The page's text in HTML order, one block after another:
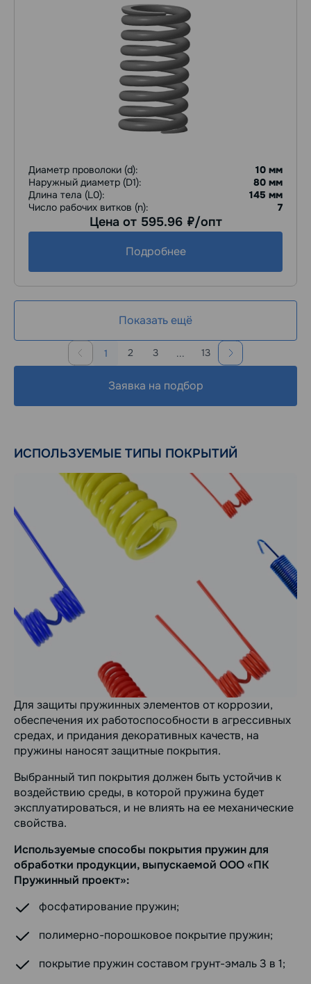
Диаметр проволоки (d):
10 мм
Наружный диаметр (D1):
80 мм
Длина тела (L0):
145 мм
Число рабочих витков (n):
7
Цена от 595.96 руб./опт
Подробнее
Показать ещё
1 2 3 ... 13
Заявка на подбор
ИСПОЛЬЗУЕМЫЕ ТИПЫ ПОКРЫТИЙ
Для защиты пружинных элементов от коррозии,
обеспечения их работоспособности в агрессивных
средах, и придания декоративных качеств, на
пружины наносят защитные покрытия.
Выбранный тип покрытия должен быть устойчив к
воздействию среды, в которой пружина будет
эксплуатироваться, и не влиять на ее механические
свойства.
Используемые способы покрытия пружин для
обработки продукции, выпускаемой ООО «ПК
Пружинный проект»:
фосфатирование пружин;
полимерно-порошковое покрытие пружин;
покрытие пружин составом грунт-эмаль 3 в 1;